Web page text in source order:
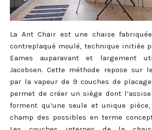
La Ant Chair est une chaise
contreplaqué moulé, technique initiée
Eames auparavant et largement
Jacobsen. Cette méthode repose sur
par la vapeur de 9 couches de
permet de créer un siège dont
forment qu’une seule et unique
champ des possibles en terme